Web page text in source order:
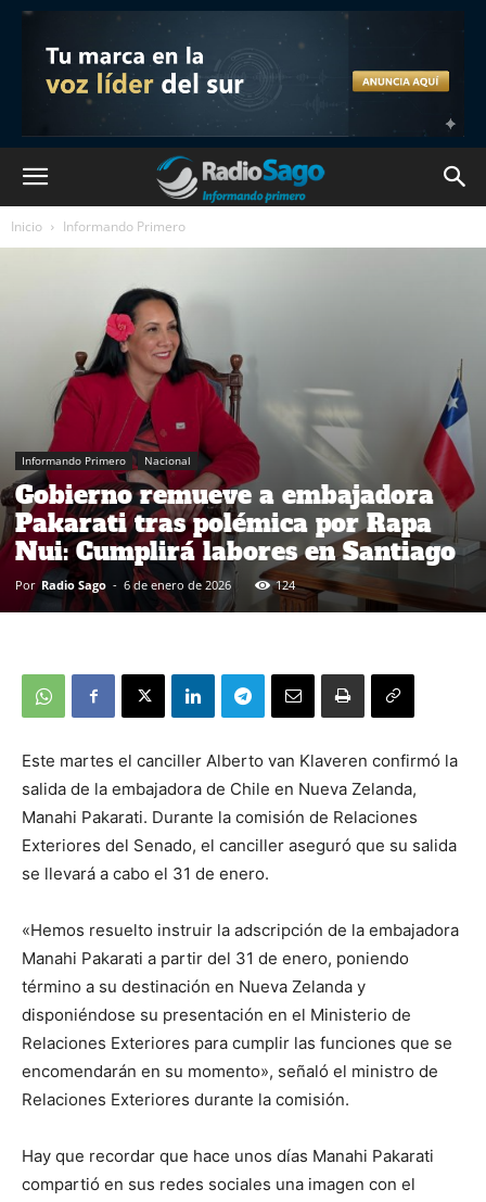
Inicio Informando Primero
Informando Primero Nacional
Gobierno remueve a embajadora
Pakarati tras polémica por Rapa
Nui: Cumplirá labores en Santiago
Por Radio Sago - 6 de enero de 2026 124
Este martes el canciller Alberto van Klaveren confirmó la
salida de la embajadora de Chile en Nueva Zelanda,
Manahi Pakarati. Durante la comisión de Relaciones
Exteriores del Senado, el canciller aseguró que su salida
se llevará a cabo el 31 de enero.
«Hemos resuelto instruir la adscripción de la embajadora
Manahi Pakarati a partir del 31 de enero, poniendo
término a su destinación en Nueva Zelanda y
disponiéndose su presentación en el Ministerio de
Relaciones Exteriores para cumplir las funciones que se
encomendarán en su momento», señaló el ministro de
Relaciones Exteriores durante la comisión.
Hay que recordar que hace unos días Manahi Pakarati
compartió en sus redes sociales una imagen con el